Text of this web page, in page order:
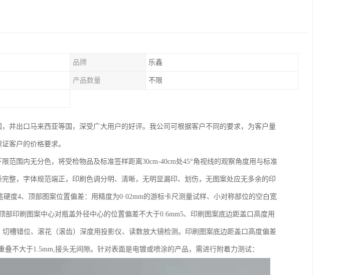
品牌 乐鑫
产品数量 不限
并出口马来西亚等国，深受广大用户的好评。我公司可根据客户不同的要求，为客户量
客户的价格要求。
范围内无分色，将受检物品及标准签样距离30cm-40cm处45°角视线的观察角度用与标准
整，字体规范端正，印刷色调分明、清晰，无明显漏印、划伤，无图案处应无多余的印
度4、顶部图案位置偏差：用精度为0·02mm的游标卡尺测量试样、小对称部位的空白宽
部印刷图案中心对瓶盖外径中心的位置偏差不大于0.6mm5、印刷图案底边距盖口高度用
槽错位、滚花（滚齿）深度用投影仪、读数放大镜检测。印刷图案底边距盖口高度偏差
叠不大于1.5mm,接头无间隙。针对表面是电镀或喷涂的产品，需进行附着力测试：